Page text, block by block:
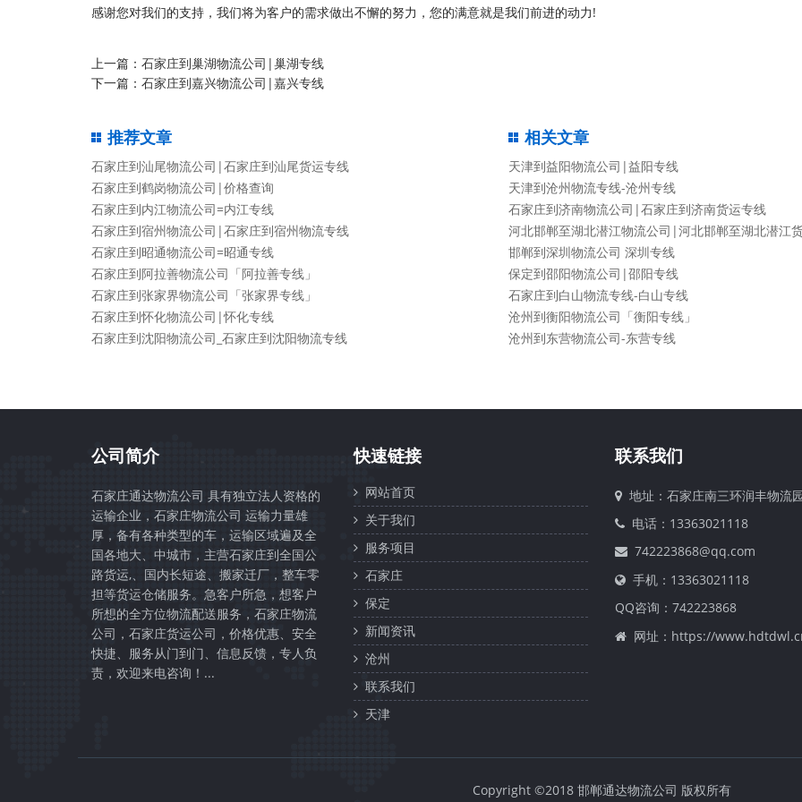
感谢您对我们的支持，我们将为客户的需求做出不懈的努力，您的满意就是我们前进的动力!
上一篇： 石家庄到巢湖物流公司|巢湖专线
下一篇： 石家庄到嘉兴物流公司|嘉兴专线
推荐文章
石家庄到汕尾物流公司|石家庄到汕尾货运专线
石家庄到鹤岗物流公司|价格查询
石家庄到内江物流公司=内江专线
石家庄到宿州物流公司|石家庄到宿州物流专线
石家庄到昭通物流公司=昭通专线
石家庄到阿拉善物流公司「阿拉善专线」
石家庄到张家界物流公司「张家界专线」
石家庄到怀化物流公司|怀化专线
石家庄到沈阳物流公司_石家庄到沈阳物流专线
相关文章
天津到益阳物流公司|益阳专线
天津到沧州物流专线-沧州专线
石家庄到济南物流公司|石家庄到济南货运专线
河北邯郸至湖北潜江物流公司|河北邯郸至湖北潜江
邯郸到深圳物流公司 深圳专线
保定到邵阳物流公司|邵阳专线
石家庄到白山物流专线-白山专线
沧州到衡阳物流公司「衡阳专线」
沧州到东营物流公司-东营专线
公司简介
石家庄通达物流公司 具有独立法人资格的
运输企业，石家庄物流公司 运输力量雄
厚，备有各种类型的车，运输区域遍及全
国各地大、中城市，主营石家庄到全国公
路货运,、国内长短途、搬家迁厂，整车零
担等货运仓储服务。急客户所急，想客户
所想的全方位物流配送服务，石家庄物流
公司，石家庄货运公司，价格优惠、安全
快捷、服务从门到门、信息反馈，专人负
责，欢迎来电咨询！...
快速链接
网站首页
关于我们
服务项目
石家庄
保定
新闻资讯
沧州
联系我们
天津
联系我们
地址：石家庄南三环润丰物流
电话：13363021118
742223868@qq.com
手机：13363021118
QQ咨询： 742223868
网址：https://
Copyright ©2018 邯郸通达物流公司 版权所有